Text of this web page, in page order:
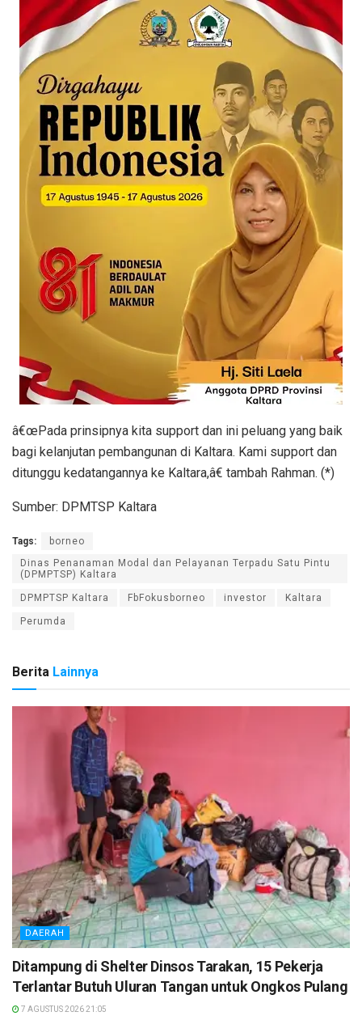
â€œPada prinsipnya kita support dan ini peluang yang baik
bagi kelanjutan pembangunan di Kaltara. Kami support dan
ditunggu kedatangannya ke Kaltara,â€ tambah Rahman. (*)
Sumber: DPMTSP Kaltara
Tags:
borneo
Dinas Penanaman Modal dan Pelayanan Terpadu Satu Pintu
(DPMPTSP) Kaltara
DPMPTSP Kaltara FbFokusborneo investor Kaltara
Perumda
Berita Lainnya
DAERAH
Ditampung di Shelter Dinsos Tarakan, 15 Pekerja
Terlantar Butuh Uluran Tangan untuk Ongkos Pulang
7 AGUSTUS 2026 21:05